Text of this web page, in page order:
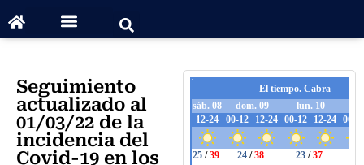
Seguimiento
actualizado al
01/03/22 de la
incidencia del
Covid-19 en los